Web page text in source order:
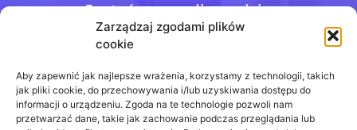
Zarządzaj zgodami plików
cookie
Aby zapewnić jak najlepsze wrażenia, korzystamy z technologii, takich
jak pliki cookie, do przechowywania i/lub uzyskiwania dostępu do
informacji o urządzeniu. Zgoda na te technologie pozwoli nam
przetwarzać dane, takie jak zachowanie podczas przeglądania lub
Jesteśmy na discordzie
+48 728 484 484